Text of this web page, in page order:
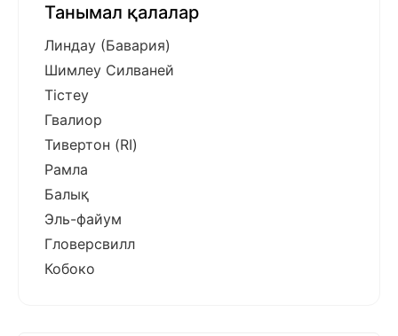
Танымал қалалар
Линдау (Бавария)
Шимлеу Силваней
Тістеу
Гвалиор
Тивертон (RI)
Рамла
Балық
Эль-файум
Гловерсвилл
Кобоко